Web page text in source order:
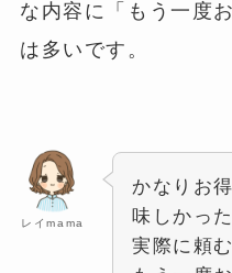
な内容に「もう一度
は多いです。
レイmama
かなりお
味しかった
実際に頼